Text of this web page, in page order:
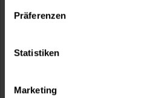
Präferenzen
Statistiken
Marketing